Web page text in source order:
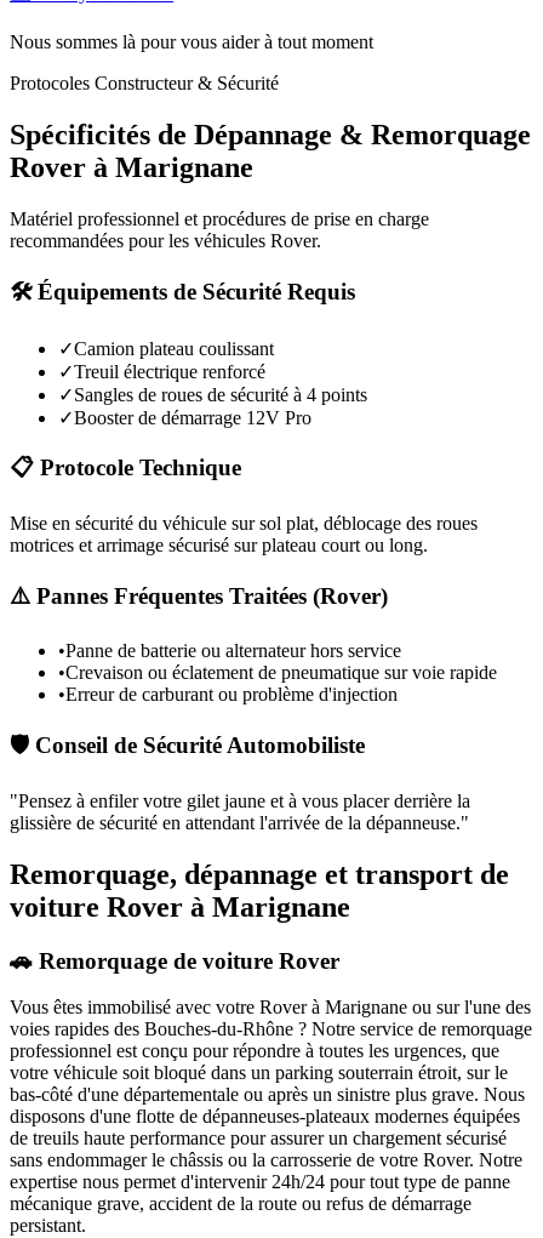
Nous sommes là pour vous aider à tout moment
Protocoles Constructeur & Sécurité
Spécificités de Dépannage & Remorquage
Rover à Marignane
Matériel professionnel et procédures de prise en charge
recommandées pour les véhicules Rover.
🛠️ Équipements de Sécurité Requis
✓Camion plateau coulissant
✓Treuil électrique renforcé
✓Sangles de roues de sécurité à 4 points
✓Booster de démarrage 12V Pro
📋 Protocole Technique
Mise en sécurité du véhicule sur sol plat, déblocage des roues
motrices et arrimage sécurisé sur plateau court ou long.
⚠️ Pannes Fréquentes Traitées (Rover)
•Panne de batterie ou alternateur hors service
•Crevaison ou éclatement de pneumatique sur voie rapide
•Erreur de carburant ou problème d'injection
🛡️ Conseil de Sécurité Automobiliste
"Pensez à enfiler votre gilet jaune et à vous placer derrière la
glissière de sécurité en attendant l'arrivée de la dépanneuse."
Remorquage, dépannage et transport de
voiture Rover à Marignane
🚗 Remorquage de voiture Rover
Vous êtes immobilisé avec votre Rover à Marignane ou sur l'une des
voies rapides des Bouches-du-Rhône ? Notre service de remorquage
professionnel est conçu pour répondre à toutes les urgences, que
votre véhicule soit bloqué dans un parking souterrain étroit, sur le
bas-côté d'une départementale ou après un sinistre plus grave. Nous
disposons d'une flotte de dépanneuses-plateaux modernes équipées
de treuils haute performance pour assurer un chargement sécurisé
sans endommager le châssis ou la carrosserie de votre Rover. Notre
expertise nous permet d'intervenir 24h/24 pour tout type de panne
mécanique grave, accident de la route ou refus de démarrage
persistant.